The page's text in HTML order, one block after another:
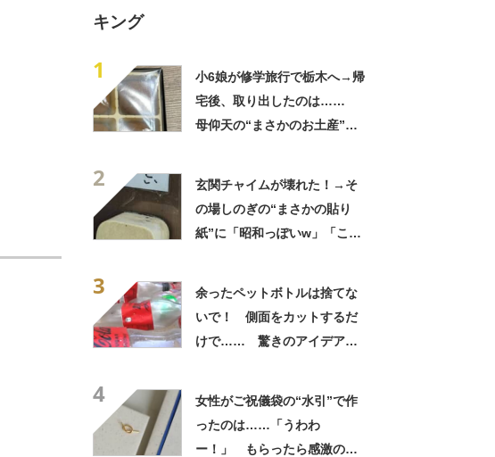
キング
1
小6娘が修学旅行で栃木へ→帰
宅後、取り出したのは……
母仰天の“まさかのお土産”に
2
玄関チャイムが壊れた！→そ
の場しのぎの“まさかの貼り
紙”に「昭和っぽいw」「こん
3
余ったペットボトルは捨てな
いで！ 側面をカットするだ
けで…… 驚きのアイデアに
4
女性がご祝儀袋の“水引”で作
ったのは……「うわわ
ー！」 もらったら感激のデ